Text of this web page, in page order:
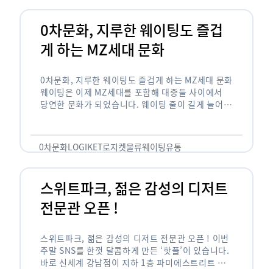
0차문화, 지루한 웨이팅도 즐겁
게 하는 MZ세대 문화
0차문화, 지루한 웨이팅도 즐겁게 하는 MZ세대 문화
웨이팅은 이제 MZ세대를 포함해 대중들 사이에서
당연한 문화가 되었습니다. 웨이팅 줄이 길게 늘어서
0차문화LOGIKET로지켓물류웨이팅유통
스위트파크, 젊은 감성의 디저트
전문관 오픈 !
스위트파크, 젊은 감성의 디저트 전문관 오픈 ! 이번
주말 SNS를 한껏 달콤하게 만든 ‘핫플’이 있습니다.
바로 신세계 강남점이 지하 1층 파미에스트리트 분